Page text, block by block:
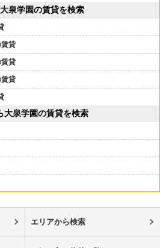
泉学園の賃貸を検索
貸
貸
貸
大泉学園の賃貸を検索
エリアから検索